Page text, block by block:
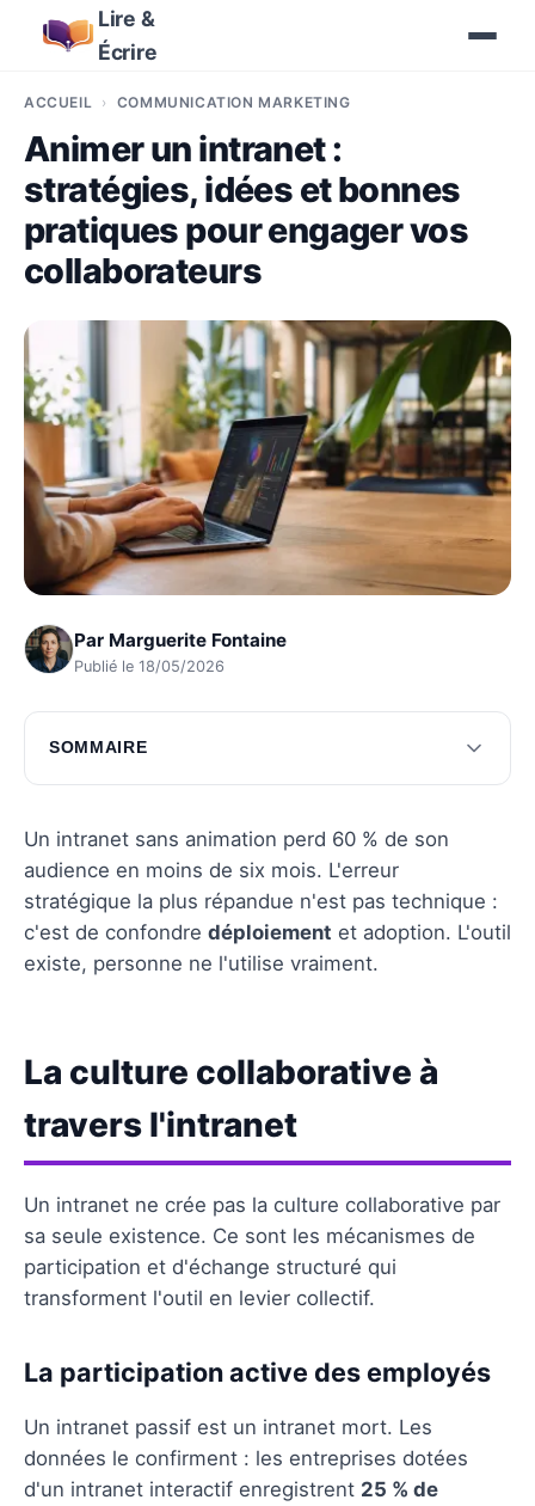
Lire &
Écrire
ACCUEIL COMMUNICATION MARKETING
Animer un intranet :
stratégies, idées et bonnes
pratiques pour engager vos
collaborateurs
Par Marguerite Fontaine
Publié le 18/05/2026
SOMMAIRE
La culture collaborative à travers l'intranet
Les outils interactifs pour dynamiser l'intranet
Questions fréquentes
Un intranet sans animation perd 60 % de son
audience en moins de six mois. L'erreur
stratégique la plus répandue n'est pas technique :
c'est de confondre déploiement et adoption. L'outil
existe, personne ne l'utilise vraiment.
La culture collaborative à
travers l'intranet
Un intranet ne crée pas la culture collaborative par
sa seule existence. Ce sont les mécanismes de
participation et d'échange structuré qui
transforment l'outil en levier collectif.
La participation active des employés
Un intranet passif est un intranet mort. Les
données le confirment : les entreprises dotées
d'un intranet interactif enregistrent 25 % de